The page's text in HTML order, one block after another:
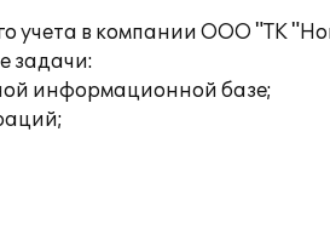
учета в компании ООО "ТК
задачи:
информационной базе;